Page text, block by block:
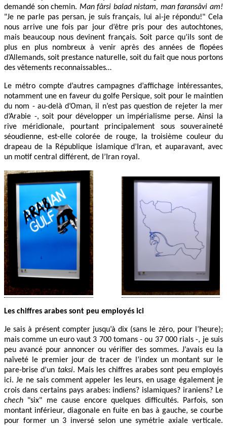
demandé son chemin. Man fârsi balad nistam, man faransâvi am!
"Je ne parle pas persan, je suis français, lui ai-je répondu!" Cela
nous arrive une fois par jour d’être pris pour des autochtones,
mais beaucoup nous devinent français. Soit parce qu’ils sont de
plus en plus nombreux à venir après des années de flopées
d’Allemands, soit prestance naturelle, soit du fait que nous portons
des vêtements reconnaissables…
Le métro compte d’autres campagnes d’affichage intéressantes,
notamment une en faveur du golfe Persique, soit pour le maintien
du nom - au-delà d’Oman, il n’est pas question de rejeter la mer
d’Arabie -, soit pour développer un impérialisme perse. Ainsi la
rive méridionale, pourtant principalement sous souveraineté
séoudienne, est-elle colorée de rouge, la troisième couleur du
drapeau de la République islamique d’Iran, et auparavant, avec
un motif central différent, de l’Iran royal.
Les chiffres arabes sont peu employés ici
Je sais à présent compter jusqu’à dix (sans le zéro, pour l’heure);
mais comme un euro vaut 3 700 tomans - ou 37 000 rials -, je suis
peu avancé pour annoncer ou vérifier des sommes. J’avais eu la
naïveté le premier jour de tracer de l’index un montant sur le
pare-brise d’un taksi. Mais les chiffres arabes sont peu employés
ici. Je ne sais comment appeler les leurs, en usage également je
crois dans certains pays arabes: indiens? islamiques? iraniens? Le
chech "six" me cause encore quelques difficultés. Parfois, son
montant inférieur, diagonale en fuite en bas à gauche, se courbe
pour former un 3 inversé selon une symétrie axiale verticale.